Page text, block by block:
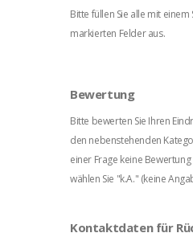
Bitte füllen Sie alle mit
markierten Felder aus.
Bewertung
Bitte bewerten Sie Ihren
den nebenstehenden
einer Frage keine
wählen Sie "k.A." (keine
Kontaktdaten für